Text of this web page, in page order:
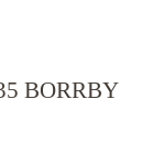
BORRBY